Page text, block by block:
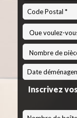
Code
Postal
MM
slash
slash
Inscrivez